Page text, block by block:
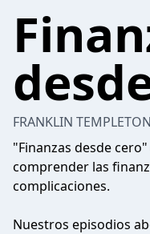
FRANKLIN
"Finanzas desde
comprender las
complicaciones.
Nuestros episodios